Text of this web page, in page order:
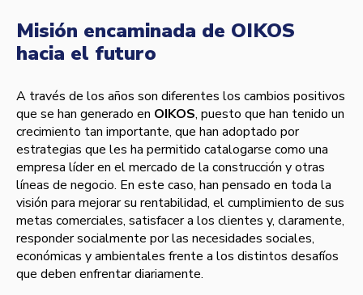
Misión encaminada de OIKOS
hacia el futuro
A través de los años son diferentes los cambios positivos
que se han generado en OIKOS, puesto que han tenido un
crecimiento tan importante, que han adoptado por
estrategias que les ha permitido catalogarse como una
empresa líder en el mercado de la construcción y otras
líneas de negocio. En este caso, han pensado en toda la
visión para mejorar su rentabilidad, el cumplimiento de sus
metas comerciales, satisfacer a los clientes y, claramente,
responder socialmente por las necesidades sociales,
económicas y ambientales frente a los distintos desafíos
que deben enfrentar diariamente.